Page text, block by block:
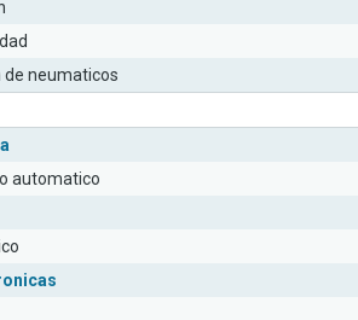
de neumaticos
automatico